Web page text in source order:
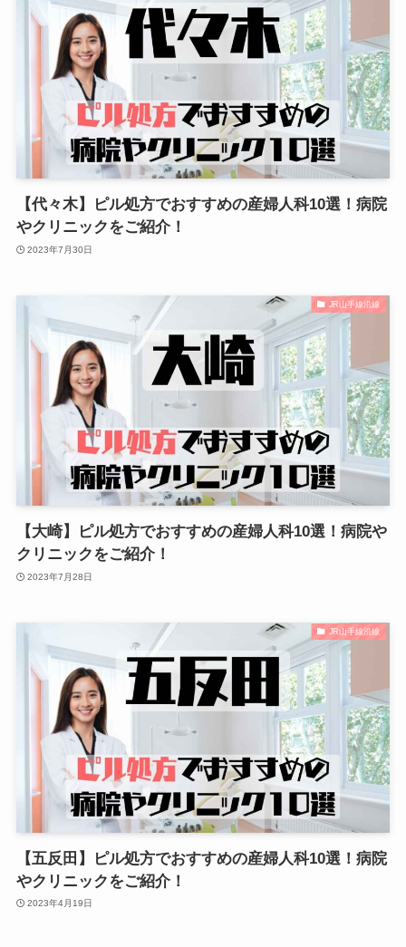
【代々木】ピル処方でおすすめの産婦人科10選！病院
やクリニックをご紹介！
2023年7月30日
JR山手線沿線
【大崎】ピル処方でおすすめの産婦人科10選！病院や
クリニックをご紹介！
2023年7月28日
JR山手線沿線
【五反田】ピル処方でおすすめの産婦人科10選！病院
やクリニックをご紹介！
2023年4月19日